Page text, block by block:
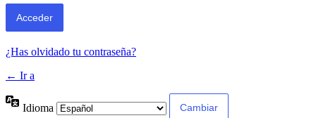
¿Has olvidado tu contraseña?
← Ir a
Idioma